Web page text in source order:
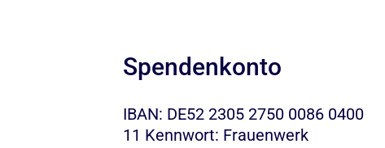
Spendenkonto
IBAN: DE52 2305 2750 0086 0400
11 Kennwort: Frauenwerk